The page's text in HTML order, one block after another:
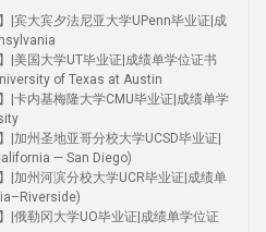
|宾大宾夕法尼亚大学UPenn毕业证|成
|美国大学UT毕业证|成绩单学位证书
of Texas at Austin
|卡内基梅隆大学CMU毕业证|成绩单学
|加州圣地亚哥分校大学UCSD毕业证|
— San Diego)
|加州河滨分校大学UCR毕业证|成绩单
|俄勒冈大学UO毕业证|成绩单学位证